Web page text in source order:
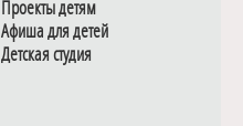
Проекты детям
Афиша для детей
Детская студия